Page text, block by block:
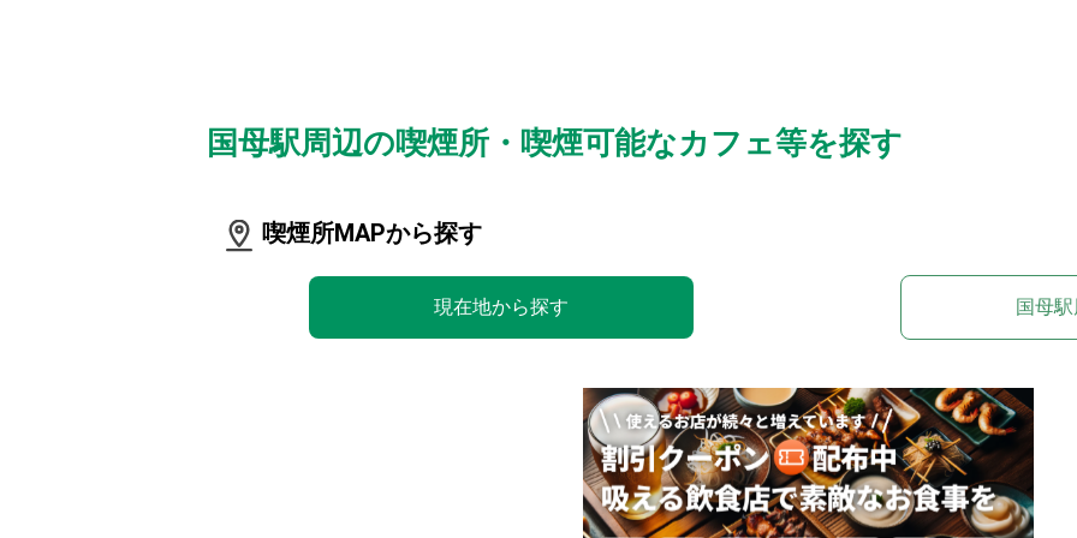
国母駅周辺の喫煙所・喫煙可能なカフェ等を探す
喫煙所MAPから探す
現在地から探す 国母